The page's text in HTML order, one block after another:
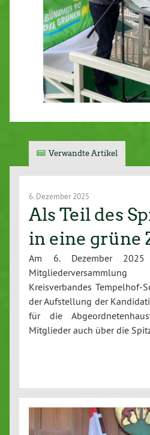
Verwandte Artikel
6. Dezember 2025
Als Teil des
in eine grüne
Am 6. Dezember
Kreisverbandes Tempelhof-
der Aufstellung der
für die
Mitglieder auch über die